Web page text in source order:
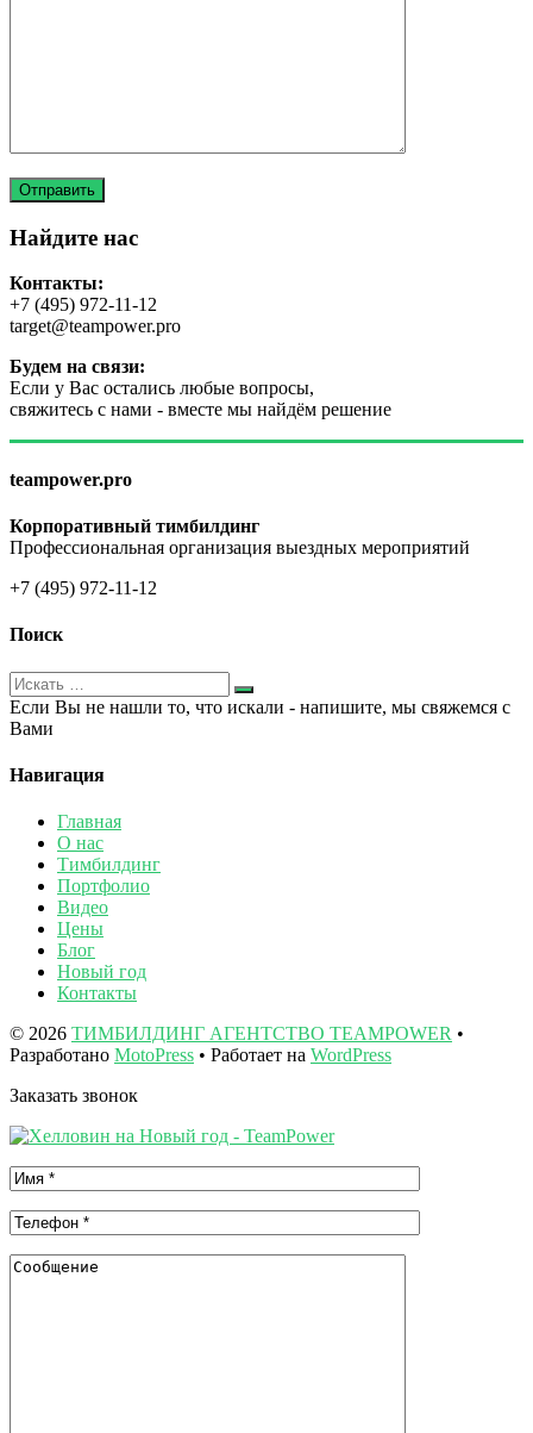
Найдите нас
Контакты:
+7 (495) 972-11-12
target@teampower.pro
Будем на связи:
Если у Вас остались любые вопросы,
свяжитесь с нами - вместе мы найдём решение
teampower.pro
Корпоративный тимбилдинг
Профессиональная организация выездных мероприятий
+7 (495) 972-11-12
Поиск
Если Вы не нашли то, что искали - напишите, мы свяжемся с
Вами
Навигация
Главная
О нас
Тимбилдинг
Портфолио
Видео
Цены
Блог
Новый год
Контакты
© 2026 ТИМБИЛДИНГ АГЕНТСТВО TEAMPOWER •
Разработано MotoPress • Работает на WordPress
Заказать звонок